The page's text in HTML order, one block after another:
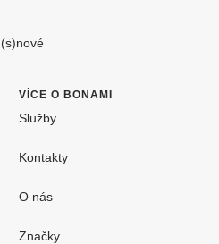
VÍCE O BONAMI
Služby
Kontakty
O nás
Značky